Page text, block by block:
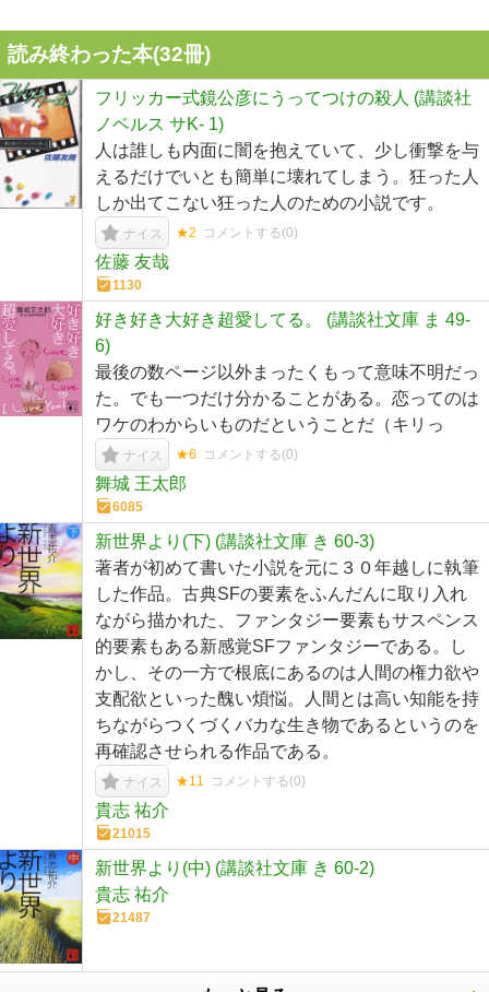
読み終わった本(32冊)
フリッカー式鏡公彦にうってつけの殺人 (講談社
ノベルス サK- 1)
人は誰しも内面に闇を抱えていて、少し衝撃を与
えるだけでいとも簡単に壊れてしまう。狂った人
しか出てこない狂った人のための小説です。
ナイス ★2 コメントする(0)
佐藤 友哉
1130
好き好き大好き超愛してる。 (講談社文庫 ま 49-
6)
最後の数ページ以外まったくもって意味不明だっ
た。でも一つだけ分かることがある。恋ってのは
ワケのわからいものだということだ（キリっ
ナイス ★6 コメントする(0)
舞城 王太郎
6085
新世界より(下) (講談社文庫 き 60-3)
著者が初めて書いた小説を元に３０年越しに執筆
した作品。古典SFの要素をふんだんに取り入れ
ながら描かれた、ファンタジー要素もサスペンス
的要素もある新感覚SFファンタジーである。し
かし、その一方で根底にあるのは人間の権力欲や
支配欲といった醜い煩悩。人間とは高い知能を持
ちながらつくづくバカな生き物であるというのを
再確認させられる作品である。
ナイス ★11 コメントする(0)
貴志 祐介
21015
新世界より(中) (講談社文庫 き 60-2)
貴志 祐介
21487